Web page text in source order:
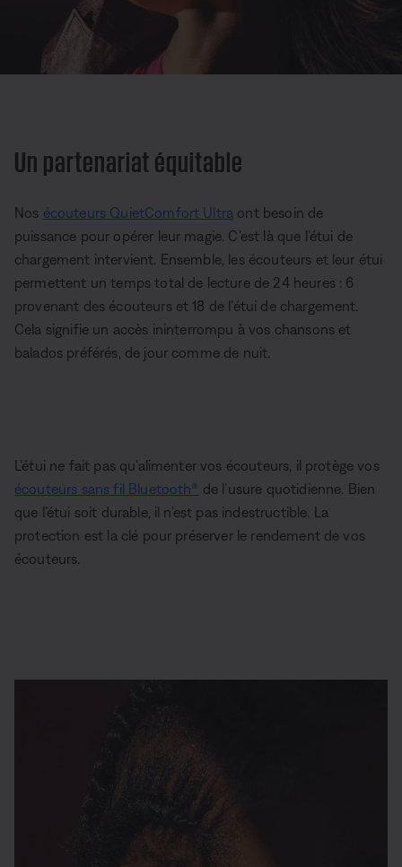
Un partenariat équitable
Nos écouteurs QuietComfort Ultra ont besoin de
puissance pour opérer leur magie. C’est là que l’étui de
chargement intervient. Ensemble, les écouteurs et leur étui
permettent un temps total de lecture de 24 heures : 6
provenant des écouteurs et 18 de l’étui de chargement.
Cela signifie un accès ininterrompu à vos chansons et
balados préférés, de jour comme de nuit.
L’étui ne fait pas qu’alimenter vos écouteurs, il protège vos
écouteurs sans fil Bluetooth® de l’usure quotidienne. Bien
que l’étui soit durable, il n’est pas indestructible. La
protection est la clé pour préserver le rendement de vos
écouteurs.